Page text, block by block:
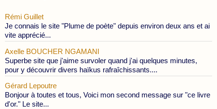
Rémi Guillet
Je connais le site "Plume de poète" depuis environ deux ans et ai
vite apprécié...
Axelle BOUCHER NGAMANI
Superbe site que j'aime survoler quand j'ai quelques minutes,
pour y découvrir divers haïkus rafraîchissants....
Gérard Lepoutre
Bonjour à toutes et tous, Voici mon second message sur "ce livre
d'or." Le site...